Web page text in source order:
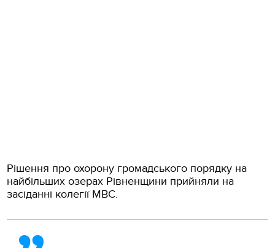
Рішення про охорону громадського порядку на
найбільших озерах Рівненщини прийняли на
засіданні колегії МВС.